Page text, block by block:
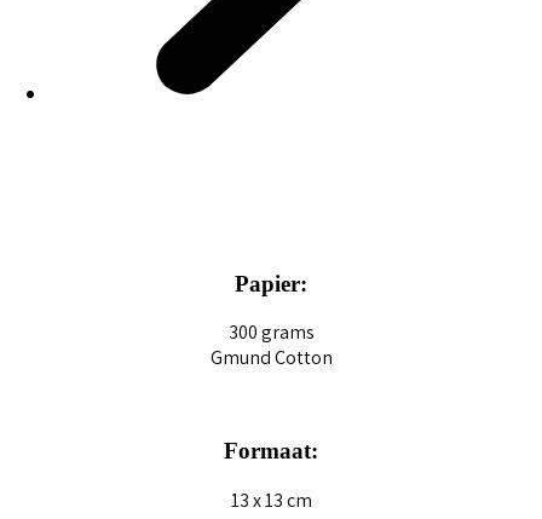
Papier:
300 grams
Gmund Cotton
Formaat:
13 x 13 cm